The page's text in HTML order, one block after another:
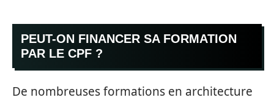
PEUT-ON FINANCER SA FORMATION
PAR LE CPF ?
De nombreuses formations en architecture